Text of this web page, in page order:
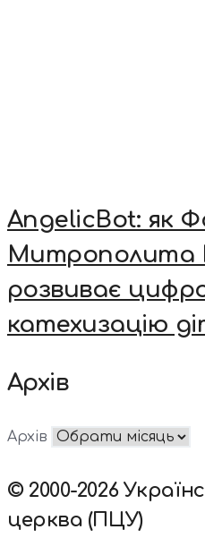
AngelicBot: як
Митрополита
розвиває
катехизацію
Архів
Архів
© 2000-2026
церква (ПЦУ)